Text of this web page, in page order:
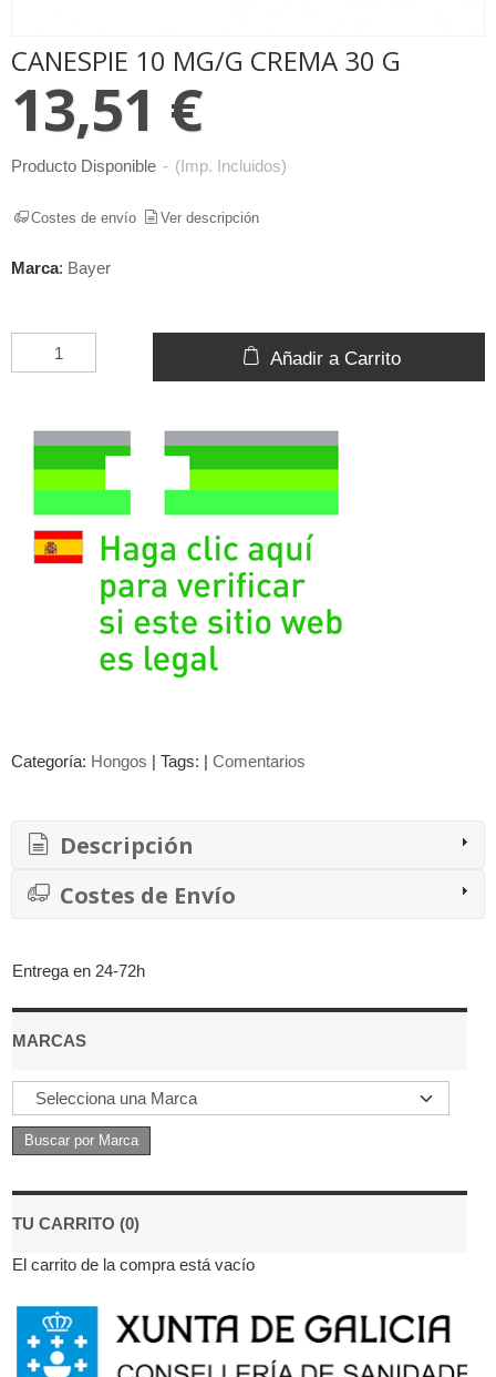
Entrega en 24-72h
MARCAS
TU CARRITO (0)
El carrito de la compra está vacío
CANESPIE 10 MG/G CREMA 30 G
13,51 €
Producto Disponible - (Imp. Incluidos)
Costes de envío Ver descripción
Marca: Bayer
Añadir a Carrito
Categoría: Hongos | Tags: | Comentarios
Descripción
Costes de Envío